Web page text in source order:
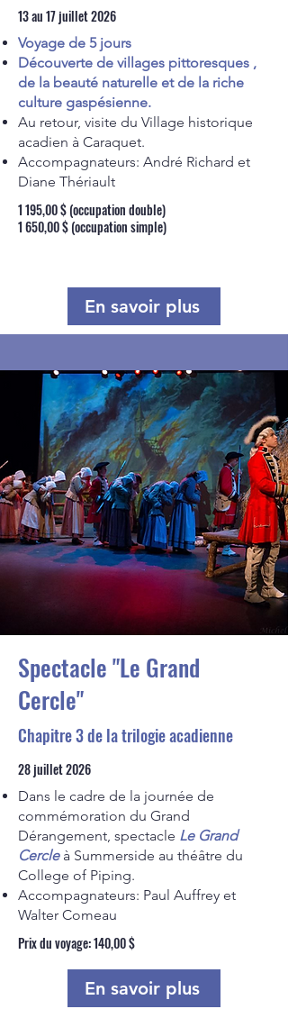
13 au 17 juillet 2026
Voyage de 5 jours
Découverte de villages pittoresques ,
de la beauté naturelle et de la riche
culture gaspésienne.
Au retour, visite du Village historique
acadien à Caraquet.
Accompagnateurs: André Richard et
Diane Thériault
1 195,00 $ (occupation double)
1 650,00 $ (occupation simple)
En savoir plus
Spectacle "Le Grand
Cercle"
Chapitre 3 de la trilogie acadienne
28 juillet 2026
Dans le cadre de la journée de
commémoration du Grand
Dérangement, spectacle Le Grand
Cercleà Summerside au théâtre du
College of Piping.
Accompagnateurs: Paul Auffrey et
Walter Comeau​
Prix du voyage: 140,00 $
En savoir plus